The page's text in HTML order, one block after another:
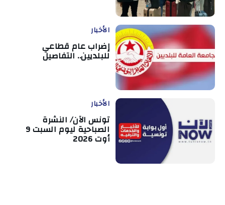
الأخبار
إضراب عام قطاعي
للبلديين.. التفاصيل
الأخبار
تونس الآن/ النشرة
الصباحية ليوم السبت 9
أوت 2026